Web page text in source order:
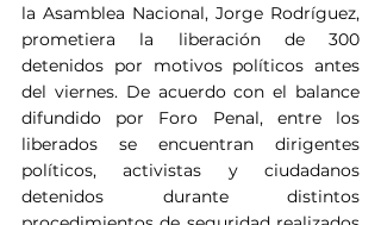
la Asamblea Nacional, Jorge Rodríguez,
prometiera la liberación de 300
detenidos por motivos políticos antes
del viernes. De acuerdo con el balance
difundido por Foro Penal, entre los
liberados se encuentran dirigentes
políticos, activistas y ciudadanos
detenidos durante distintos